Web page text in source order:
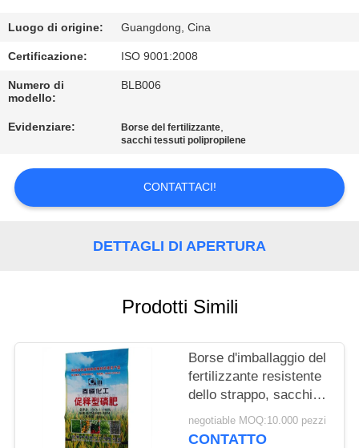
QUALITÀ
CONTATTACI
RICHIEDERE
PREVENTIVO
PRIVACY
POLICY
Luogo di origine: Guangdong, Cina
Certificazione: ISO 9001:2008
Numero di
modello:
BLB006
Evidenziare: Borse del fertilizzante,
sacchi tessuti polipropilene
CONTATTACI!
DETTAGLI DI APERTURA
Prodotti Simili
Borse d'imballaggio del
fertilizzante resistente
dello strappo, sacchi
chimici dell'imballaggio
tessuti pp
negotiable MOQ:10.000 pezzi
CONTATTO